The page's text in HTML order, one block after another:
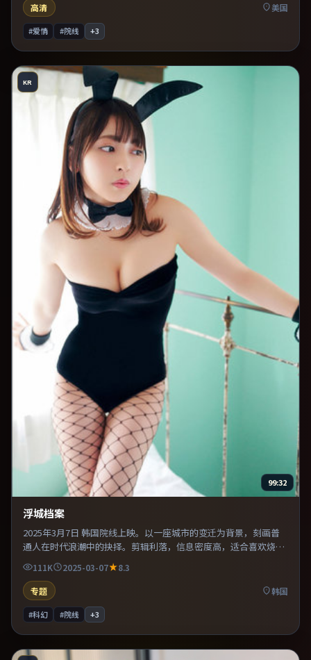
高清
美国
#爱情 #院线 +3
KR
99:32
浮城档案
2025年3月7日 韩国院线上映。以一座城市的变迁为背景，刻画普
通人在时代浪潮中的抉择。剪辑利落，信息密度高，适合喜欢烧脑
与推理的观众。整体完成度较高，适合周末一口气看完。
111K 2025-03-07
8.3
专题
韩国
#科幻 #院线 +3